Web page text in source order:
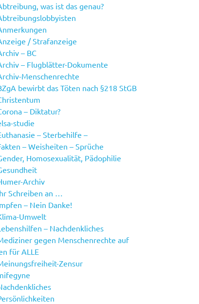
was ist das genau?
/ Strafanzeige
– BC
– Flugblätter-Dokumente
Menschenrechte
bewirbt das Töten nach §218 StGB
– Diktatur?
studie
– Sterbehilfe –
– Weisheiten – Sprüche
Homosexualität, Pädophilie
Archiv
Schreiben an …
– Nein Danke!
Umwelt
– Nachdenkliches
gegen Menschenrechte auf
für ALLE
Zensur